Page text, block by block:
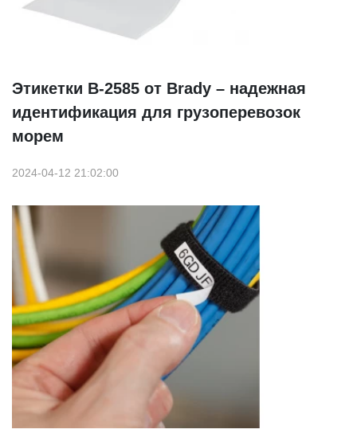
Этикетки B-2585 от Brady – надежная
идентификация для грузоперевозок
морем
2024-04-12 21:02:00